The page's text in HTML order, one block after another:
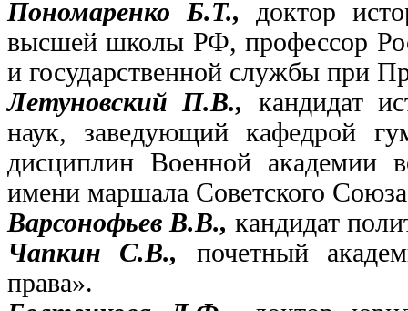
Пономаренко Б.Т., доктор
высшей школы РФ, профессор
и государственной службы при
Летуновский П.В., кандидат
наук, заведующий кафедрой
дисциплин Военной
имени маршала Советского
Варсонофьев В.В., кандидат
Чапкин С.В., почетный
права».